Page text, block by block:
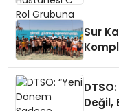
Sur
Değil,